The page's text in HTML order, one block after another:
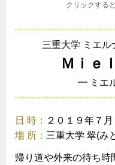
クリックする
三重大学 ミエル
Ｍｉｅ
━ ミエ
日 時：
２０１９年７
場 所： 三重大学 翠(み
帰り道や外来の待ち時